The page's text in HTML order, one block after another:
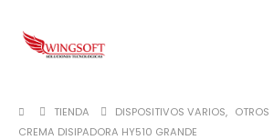
TIENDA DISPOSITIVOS VARIOS, OTROS
CREMA DISIPADORA HY510 GRANDE